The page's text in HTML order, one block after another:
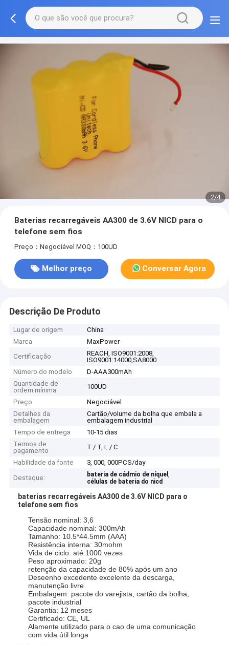
2/4
Baterias recarregáveis AA300 de 3.6V NICD para o
telefone sem fios
Preço：Negociável MOQ：100UD
Melhor preço Conversar Agora
Descrição De Produto
Lugar de origem
China
Marca
MaxPower
Certificação
REACH, ISO9001:2008,
ISO9001:14000,SA8000
Número do modelo
D-AAA300mAh
Quantidade de
ordem mínima
100UD
Preço
Negociável
Detalhes da
embalagem
Cartão/volume da bolha que embala a
embalagem industrial
Tempo de entrega
10-15 dias
Termos de
pagamento
T / T, L / C
Habilidade da fonte
3, 000, 000PCS/day
Destaque:
bateria de cádmio de níquel,
células de bateria do nicd
baterias recarregáveis AA300 de 3.6V NICD para o
telefone sem fios
Tensão nominal: 3,6
Capacidade nominal: 300mAh
Tamanho: 10.5*44.5mm (AAA)
Resistência interna: 30mohm
Vida de ciclo: até 1000 vezes
Peso aproximado: 20g
retenção da capacidade de 80% após um ano
Deseenho excedente excelente da descarga,
manutenção livre
Embalagem: pacote do varejista, cartão da bolha,
pacote industrial
Garantia: 12 meses
Certificado: CE, UL
Alamente utilizado para o cao de uma comunicação
com vida útil longa